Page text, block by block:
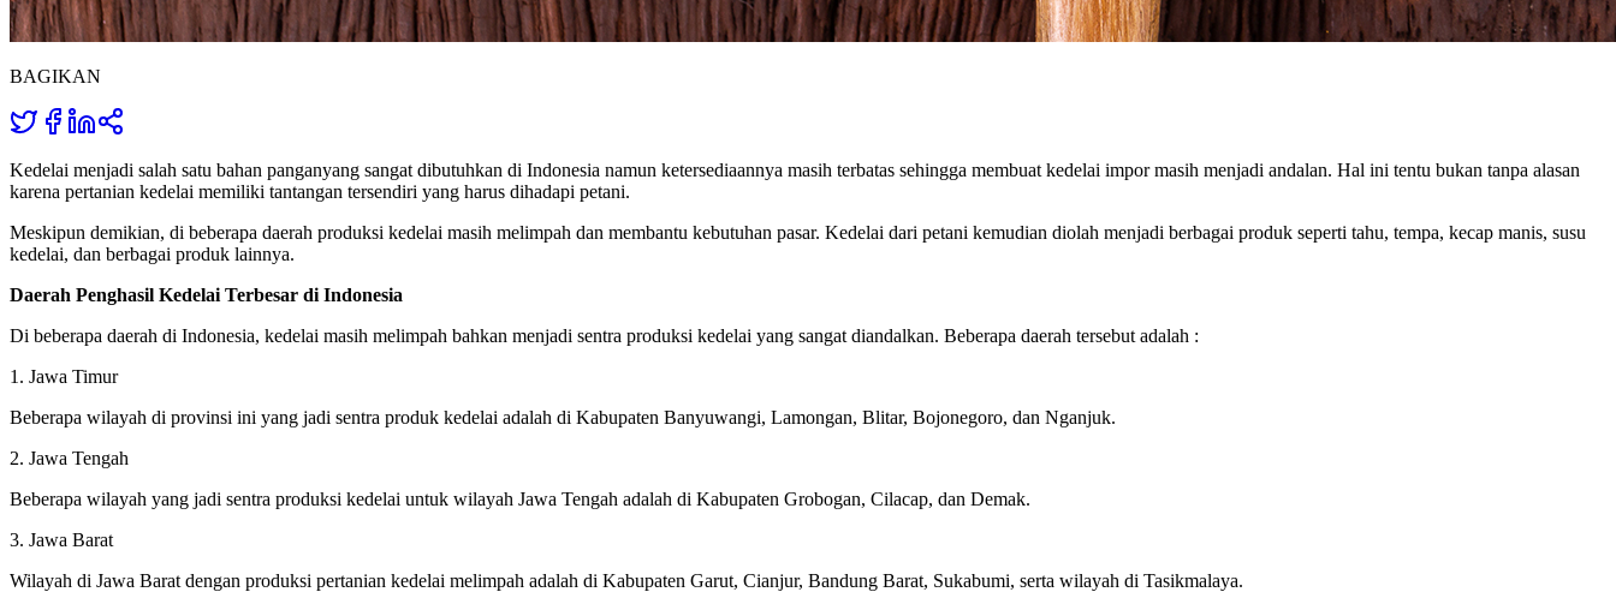
BAGIKAN
Kedelai menjadi salah satu bahan panganyang sangat dibutuhkan di Indonesia namun ketersediaannya masih terbatas sehingga membuat kedelai impor masih menjadi andalan. Hal ini tentu bukan tanpa alasan
karena pertanian kedelai memiliki tantangan tersendiri yang harus dihadapi petani.
Meskipun demikian, di beberapa daerah produksi kedelai masih melimpah dan membantu kebutuhan pasar. Kedelai dari petani kemudian diolah menjadi berbagai produk seperti tahu, tempa, kecap manis, susu
kedelai, dan berbagai produk lainnya.
Daerah Penghasil Kedelai Terbesar di Indonesia
Di beberapa daerah di Indonesia, kedelai masih melimpah bahkan menjadi sentra produksi kedelai yang sangat diandalkan. Beberapa daerah tersebut adalah :
1. Jawa Timur
Beberapa wilayah di provinsi ini yang jadi sentra produk kedelai adalah di Kabupaten Banyuwangi, Lamongan, Blitar, Bojonegoro, dan Nganjuk.
2. Jawa Tengah
Beberapa wilayah yang jadi sentra produksi kedelai untuk wilayah Jawa Tengah adalah di Kabupaten Grobogan, Cilacap, dan Demak.
3. Jawa Barat
Wilayah di Jawa Barat dengan produksi pertanian kedelai melimpah adalah di Kabupaten Garut, Cianjur, Bandung Barat, Sukabumi, serta wilayah di Tasikmalaya.